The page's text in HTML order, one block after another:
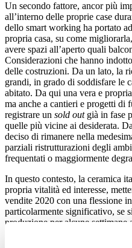
Un secondo fattore, ancor più
all’interno delle proprie case
dello smart working ha portato
propria casa, su come
avere spazi all’aperto quali
Considerazioni che hanno
delle costruzioni. Da un lato, la
grandi, in grado di soddisfare le
abitato. Da qui una vera e
ma anche a cantieri e progetti di
registrare un sold outgià in fase
quelle più vicine ai desiderata.
deciso di rimanere nella
parziali ristrutturazioni degli
frequentati o maggiormente
In questo contesto, la ceramica
propria vitalità ed interesse,
vendite 2020 con una flessione
particolarmente significativo, se
produzione per alcune settimane